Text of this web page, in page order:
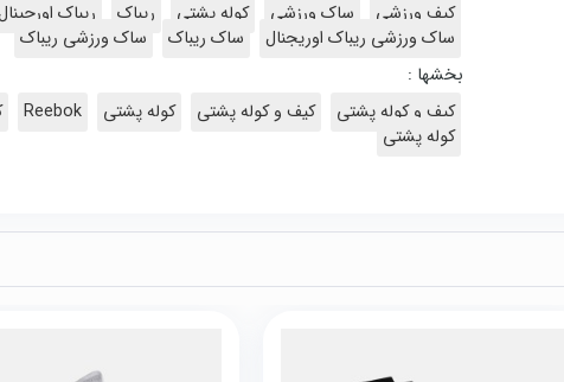
کیف ورزشی
ساک ورزشی کوله پشتی ریباک ریباک
ساک ورزشی ریباک اوریجنال
ساک ریباک
ساک ورزشی ریباک
بخشها :
کیف و کوله پشتی
کیف و کوله پشتی کوله پشتی Reebok
کوله پشتی